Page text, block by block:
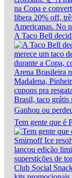
A Taco Bell
Tem gente que é